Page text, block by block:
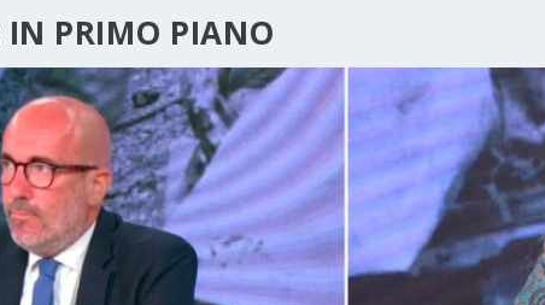
IN PRIMO PIANO